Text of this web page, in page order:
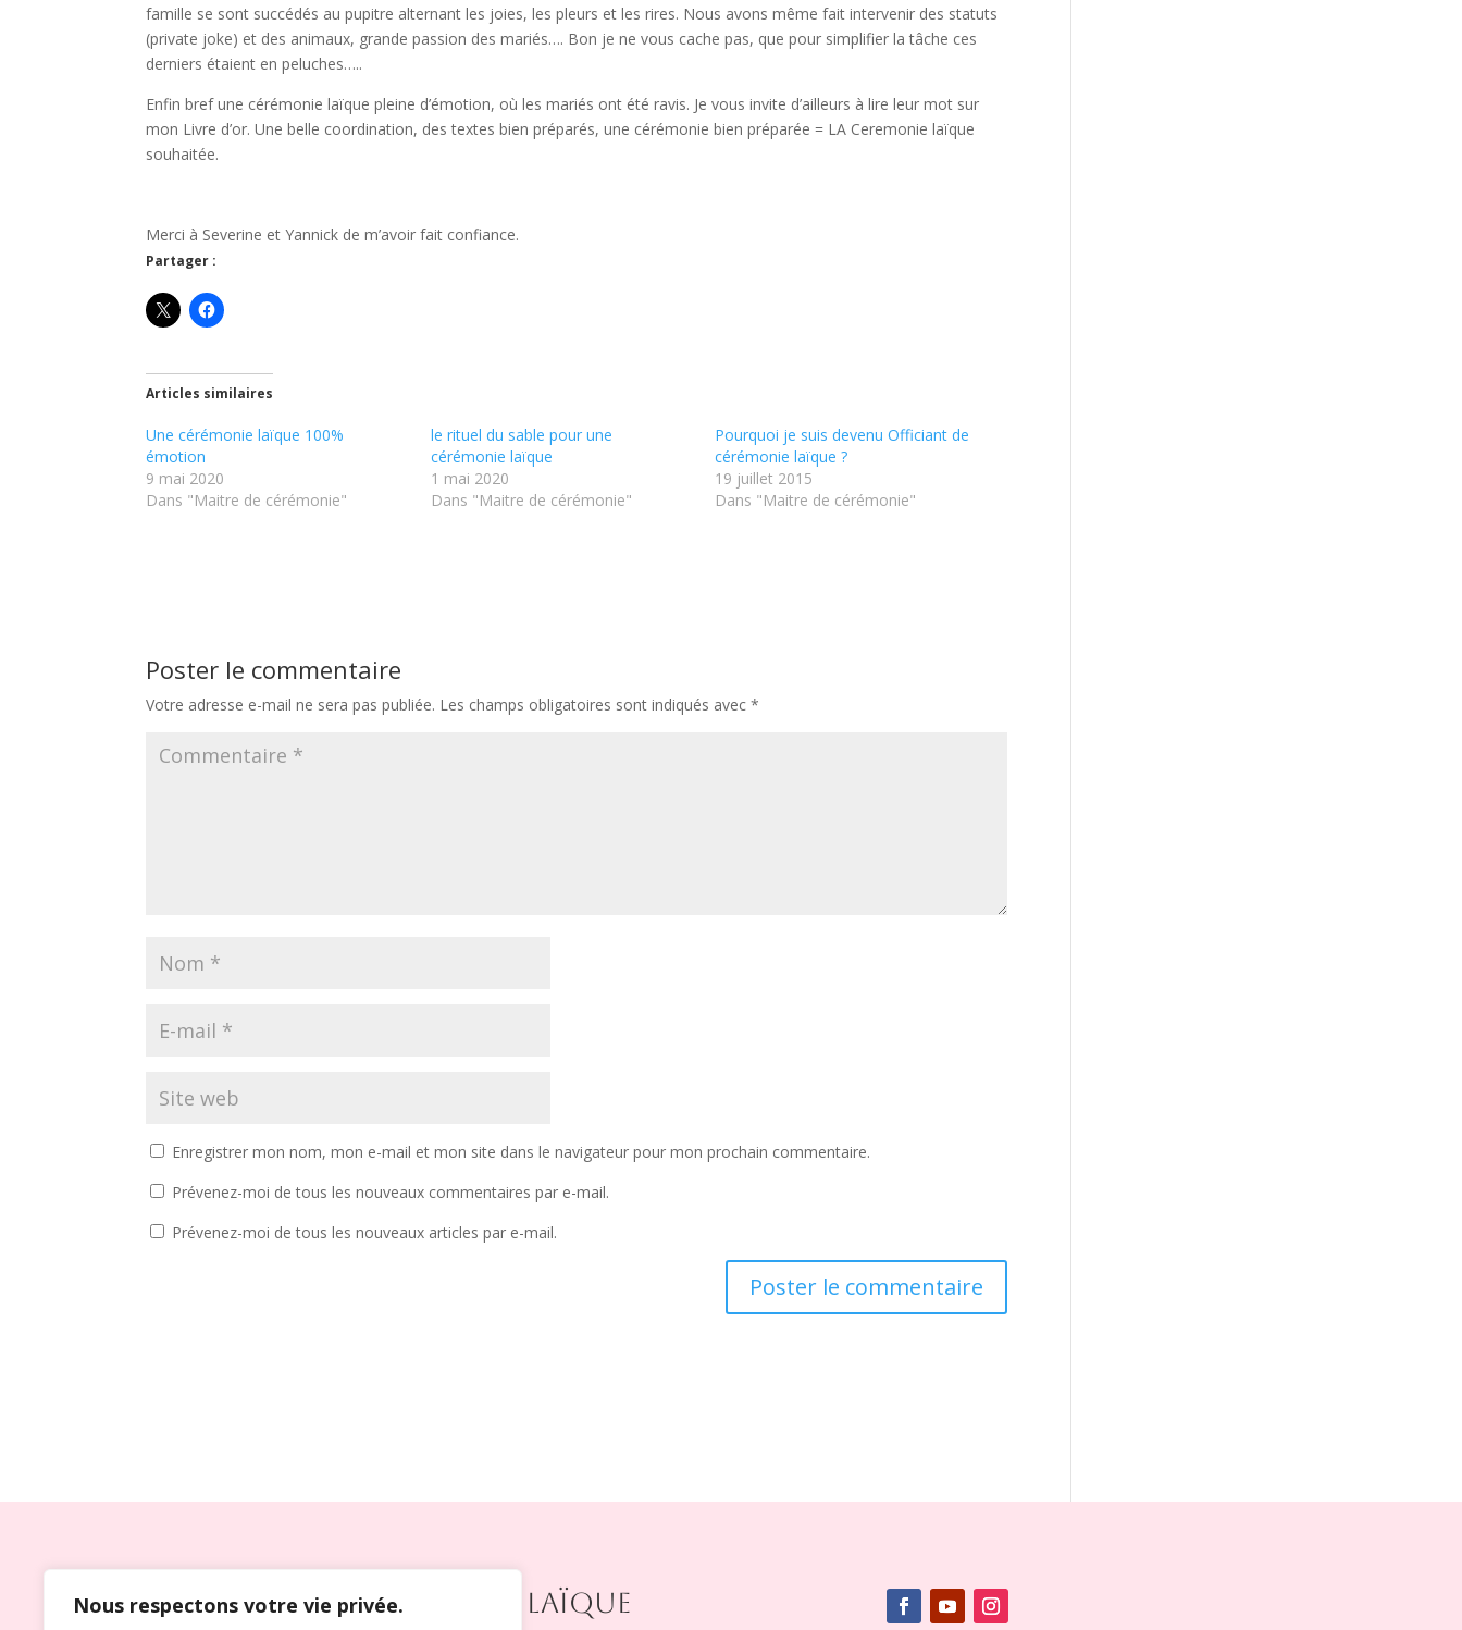
Nous respectons votre vie privée.
famille se sont succédés au pupitre alternant les joies, les pleurs et les rires. Nous avons même fait intervenir des statuts
(private joke) et des animaux, grande passion des mariés…. Bon je ne vous cache pas, que pour simplifier la tâche ces
derniers étaient en peluches…..
Enfin bref une cérémonie laïque pleine d’émotion, où les mariés ont été ravis. Je vous invite d’ailleurs à lire leur mot sur
mon Livre d’or. Une belle coordination, des textes bien préparés, une cérémonie bien préparée = LA Ceremonie laïque
souhaitée.
Merci à Severine et Yannick de m’avoir fait confiance.
Partager :
Articles similaires
Une cérémonie laïque 100%
émotion
9 mai 2020
Dans "Maitre de cérémonie"
le rituel du sable pour une
cérémonie laïque
1 mai 2020
Dans "Maitre de cérémonie"
Pourquoi je suis devenu Officiant de
cérémonie laïque ?
19 juillet 2015
Dans "Maitre de cérémonie"
Poster le commentaire
Votre adresse e-mail ne sera pas publiée. Les champs obligatoires sont indiqués avec*
Enregistrer mon nom, mon e-mail et mon site dans le navigateur pour mon prochain commentaire.
Prévenez-moi de tous les nouveaux commentaires par e-mail.
Prévenez-moi de tous les nouveaux articles par e-mail.
OFFICIANT DE CÉRÉMONIE LAÏQUE